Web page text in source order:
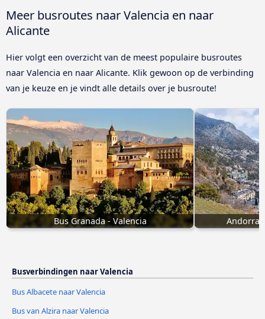
Meer busroutes naar Valencia en naar
Alicante
Hier volgt een overzicht van de meest populaire busroutes
naar Valencia en naar Alicante. Klik gewoon op de verbinding
van je keuze en je vindt alle details over je busroute!
Bus Granada - Valencia Andorra
Busverbindingen naar Valencia
Bus Albacete naar Valencia
Bus van Alzira naar Valencia